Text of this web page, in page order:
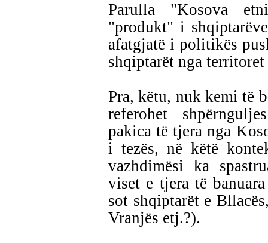
Parulla "Kosova
"produkt" i
afatgjatë i politikës
shqiptarët nga
Pra, këtu, nuk kemi të
referohet
pakica të tjera nga
i tezës, në këtë
vazhdimësi ka
viset e tjera të
sot shqiptarët e
Vranjës etj.?).